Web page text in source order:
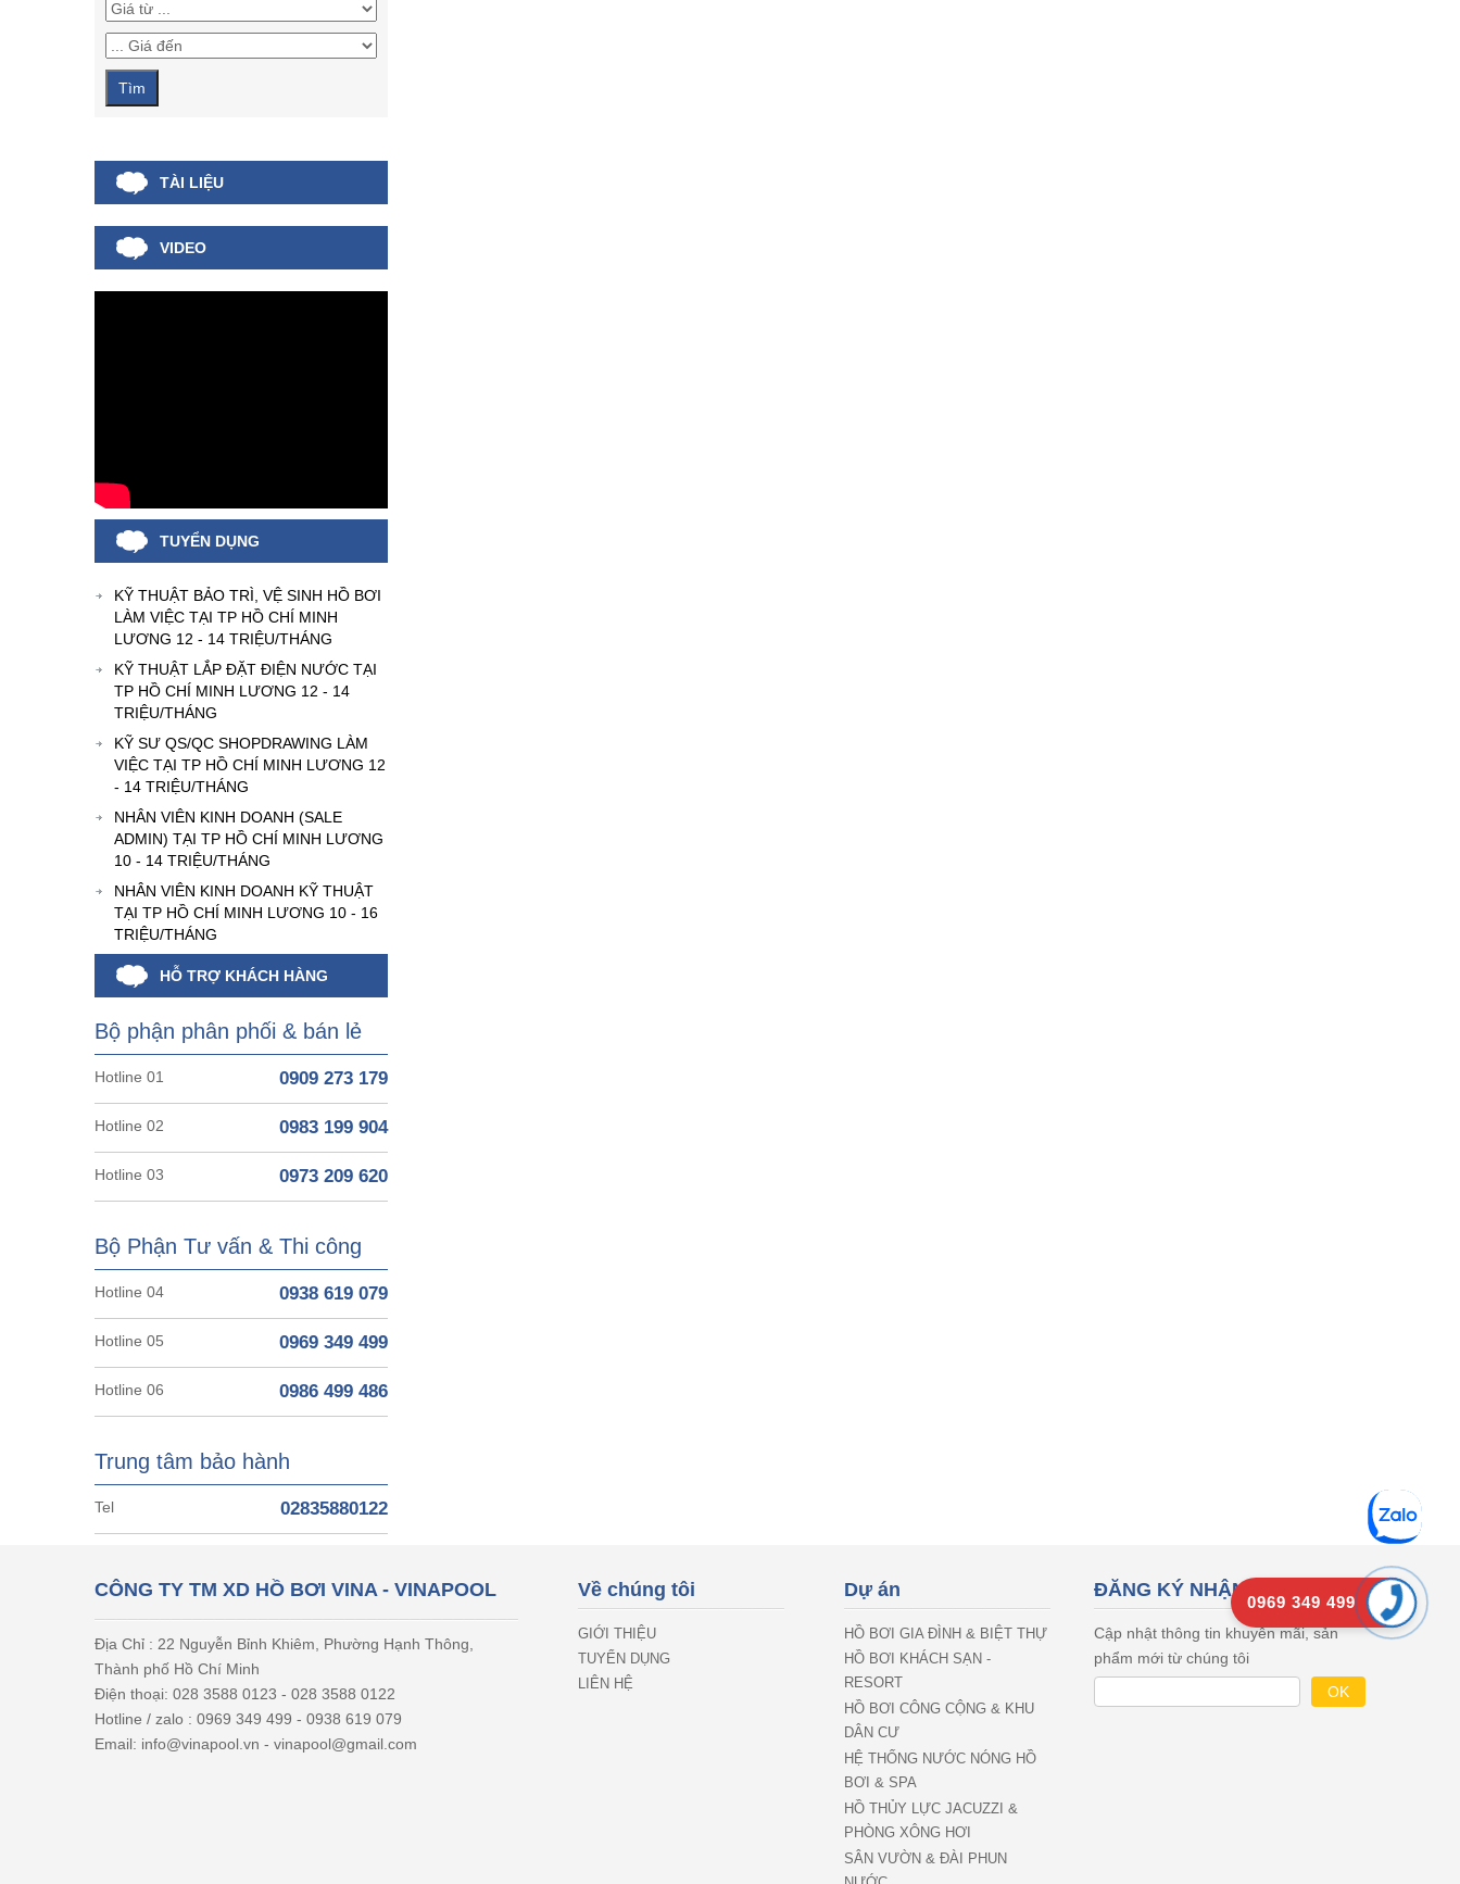
0969 349 499
TÀI LIỆU
VIDEO
TUYỂN DỤNG
KỸ THUẬT BẢO TRÌ, VỆ SINH HỒ BƠI
LÀM VIỆC TẠI TP HỒ CHÍ MINH
LƯƠNG 12 - 14 TRIỆU/THÁNG
KỸ THUẬT LẮP ĐẶT ĐIỆN NƯỚC TẠI
TP HỒ CHÍ MINH LƯƠNG 12 - 14
TRIỆU/THÁNG
KỸ SƯ QS/QC SHOPDRAWING LÀM
VIỆC TẠI TP HỒ CHÍ MINH LƯƠNG 12
- 14 TRIỆU/THÁNG
NHÂN VIÊN KINH DOANH (SALE
ADMIN) TẠI TP HỒ CHÍ MINH LƯƠNG
10 - 14 TRIỆU/THÁNG
NHÂN VIÊN KINH DOANH KỸ THUẬT
TẠI TP HỒ CHÍ MINH LƯƠNG 10 - 16
TRIỆU/THÁNG
HỖ TRỢ KHÁCH HÀNG
Bộ phận phân phối & bán lẻ
Hotline 01 0909 273 179
Hotline 02 0983 199 904
Hotline 03 0973 209 620
Bộ Phận Tư vấn & Thi công
Hotline 04 0938 619 079
Hotline 05 0969 349 499
Hotline 06 0986 499 486
Trung tâm bảo hành
Tel 02835880122
CÔNG TY TM XD HỒ BƠI VINA - VINAPOOL
Địa Chỉ : 22 Nguyễn Bỉnh Khiêm, Phường Hạnh Thông,
Thành phố Hồ Chí Minh
Điện thoại: 028 3588 0123 - 028 3588 0122
Hotline / zalo : 0969 349 499 - 0938 619 079
Email: info@vinapool.vn - vinapool@gmail.com
Về chúng tôi
GIỚI THIỆU
TUYỂN DỤNG
LIÊN HỆ
Dự án
HỒ BƠI GIA ĐÌNH & BIỆT THỰ
HỒ BƠI KHÁCH SẠN -
RESORT
HỒ BƠI CÔNG CỘNG & KHU
DÂN CƯ
HỆ THỐNG NƯỚC NÓNG HỒ
BƠI & SPA
HỒ THỦY LỰC JACUZZI &
PHÒNG XÔNG HƠI
SÂN VƯỜN & ĐÀI PHUN
ĐĂNG KÝ NHẬN EMAIL
Cập nhật thông tin khuyên mãi, sản
phẩm mới từ chúng tôi